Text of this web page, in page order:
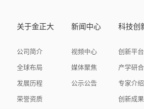
关于金正大
公司简介
全球布局
发展历程
荣誉资质
新闻中心
视频中心
媒体聚焦
公示公告
科技创
创新平台
产学研
专家介绍
创新成果